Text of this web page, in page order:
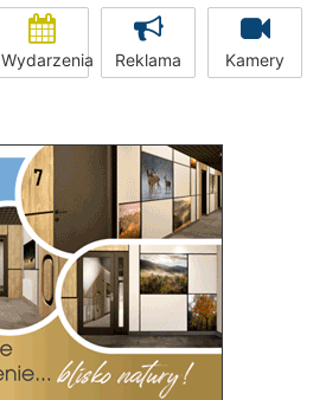
Wydarzenia Reklama Kamery